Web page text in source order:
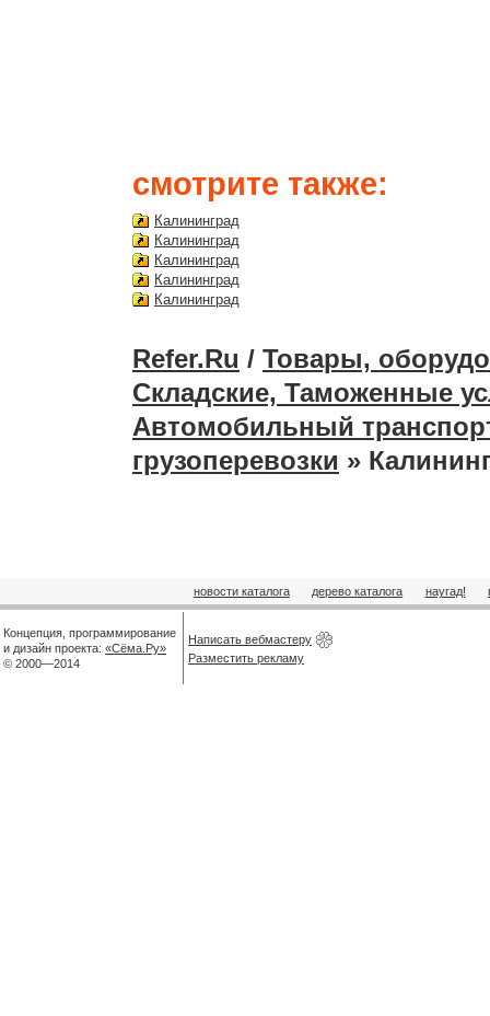
смотрите также:
Калининград
Калининград
Калининград
Калининград
Калининград
Refer.Ru / Товары,
Складские, Таможенные
Автомобильный
грузоперевозки »
новости каталога дерево каталога наугад!
Концепция, программирование
и дизайн проекта: «Сёма.Ру»
© 2000—2014
Написать вебмастеру
Разместить рекламу